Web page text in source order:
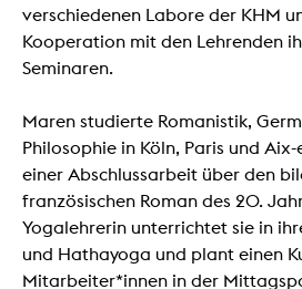
verschiedenen Labore der KHM
Kooperation mit den Lehrenden
Seminaren.
Maren studierte Romanistik,
Philosophie in Köln, Paris und
einer Abschlussarbeit über den
französischen Roman des 20.
Yogalehrerin unterrichtet sie in
und Hathayoga und plant einen
Mitarbeiter*innen in der